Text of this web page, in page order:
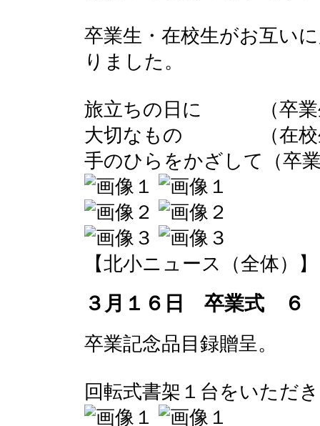
卒業生・在校生がお互い
りました。
旅立ちの日に （卒業
大切なもの （在校
手のひらをかざして（卒
【北小ニュース（全体）
３月１６日 卒業式 ６
卒業記念品目録贈呈。
回転式書架１台をいただ